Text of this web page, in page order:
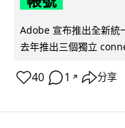
Adobe 宣布推出全新統
去年推出三個獨立
40 1 ↗ 分享